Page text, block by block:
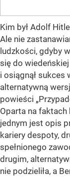
Kim był Adolf
Ale nie
ludzkości, gdyby
się do
i osiągnął sukces
alternatywną
powieści
Oparta na faktach
jednym jest opis
kariery despoty,
spełnionego
drugim,
nie podzieliła, a